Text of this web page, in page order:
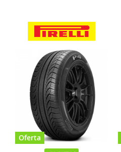
Oferta